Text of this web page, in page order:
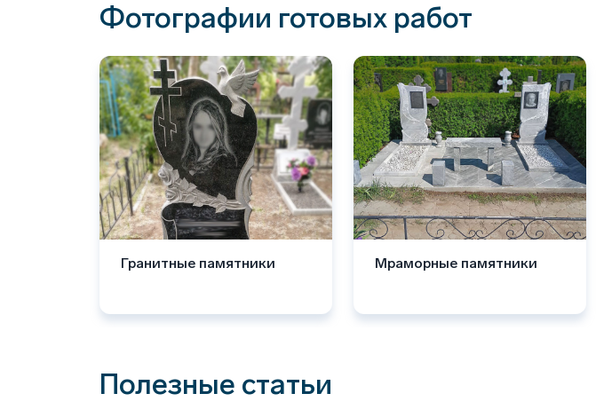
Фотографии готовых работ
Гранитные памятники Мраморные памятники
Полезные статьи